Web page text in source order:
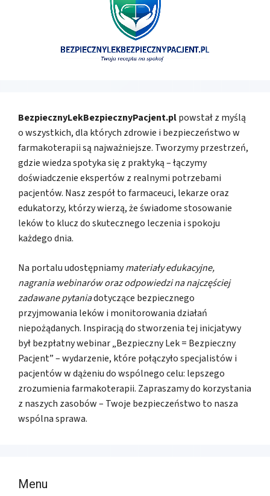
BezpiecznyLekBezpiecznyPacjent.plpowstał z myślą
o wszystkich, dla których zdrowie i bezpieczeństwo w
farmakoterapii są najważniejsze. Tworzymy przestrzeń,
gdzie wiedza spotyka się z praktyką – łączymy
doświadczenie ekspertów z realnymi potrzebami
pacjentów. Nasz zespół to farmaceuci, lekarze oraz
edukatorzy, którzy wierzą, że świadome stosowanie
leków to klucz do skutecznego leczenia i spokoju
każdego dnia.
Na portalu udostępniamymateriały edukacyjne,
nagrania webinarów oraz odpowiedzi na najczęściej
zadawane pytaniadotyczące bezpiecznego
przyjmowania leków i monitorowania działań
niepożądanych. Inspiracją do stworzenia tej inicjatywy
był bezpłatny webinar „Bezpieczny Lek = Bezpieczny
Pacjent” – wydarzenie, które połączyło specjalistów i
pacjentów w dążeniu do wspólnego celu: lepszego
zrozumienia farmakoterapii. Zapraszamy do korzystania
z naszych zasobów – Twoje bezpieczeństwo to nasza
wspólna sprawa.
Menu